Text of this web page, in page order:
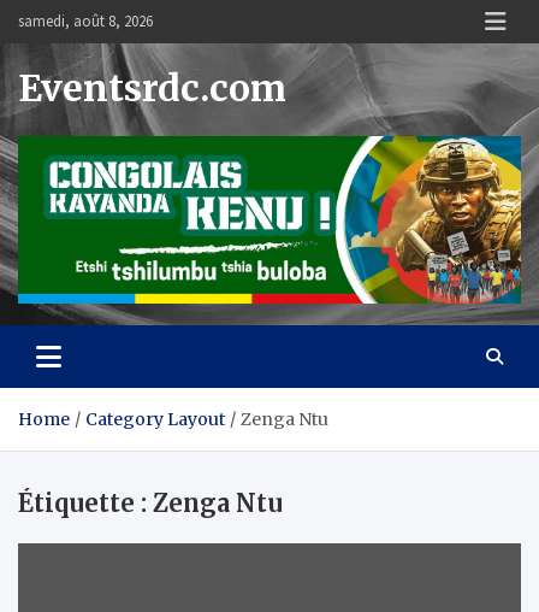
content
samedi, août 8, 2026
Eventsrdc.com
Home Category Layout Zenga Ntu
Étiquette : Zenga Ntu